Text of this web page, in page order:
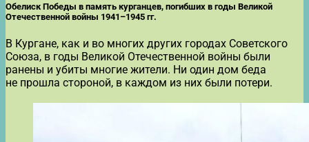
Обелиск Победы в память курганцев, погибших в годы Великой
Отечественной войны 1941–1945 гг.
В Кургане, как и во многих других городах Советского
Союза, в годы Великой Отечественной войны были
ранены и убиты многие жители. Ни один дом беда
не прошла стороной, в каждом из них были потери.